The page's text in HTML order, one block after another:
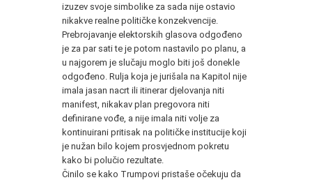
izuzev svoje simbolike za sada nije ostavio
nikakve realne političke konzekvencije.
Prebrojavanje elektorskih glasova odgođeno
je za par sati te je potom nastavilo po planu, a
u najgorem je slučaju moglo biti još donekle
odgođeno. Rulja koja je jurišala na Kapitol nije
imala jasan nacrt ili itinerar djelovanja niti
manifest, nikakav plan pregovora niti
definirane vođe, a nije imala niti volje za
kontinuirani pritisak na političke institucije koji
je nužan bilo kojem prosvjednom pokretu
kako bi polučio rezultate.
Činilo se kako Trumpovi pristaše očekuju da